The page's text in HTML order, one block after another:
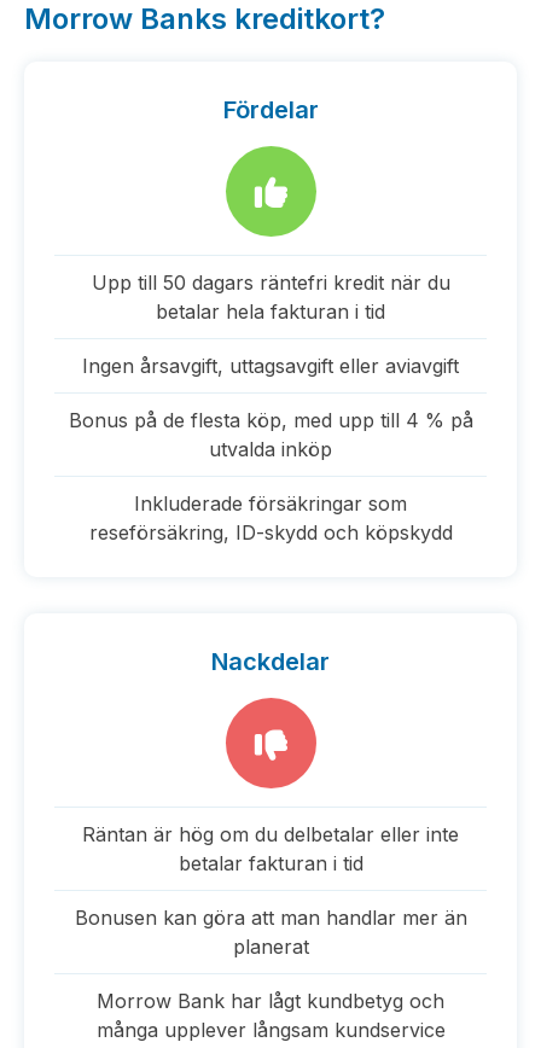
Morrow Banks kreditkort?
Fördelar
Upp till 50 dagars räntefri kredit när du
betalar hela fakturan i tid
Ingen årsavgift, uttagsavgift eller aviavgift
Bonus på de flesta köp, med upp till 4 % på
utvalda inköp
Inkluderade försäkringar som
reseförsäkring, ID-skydd och köpskydd
Nackdelar
Räntan är hög om du delbetalar eller inte
betalar fakturan i tid
Bonusen kan göra att man handlar mer än
planerat
Morrow Bank har lågt kundbetyg och
många upplever långsam kundservice